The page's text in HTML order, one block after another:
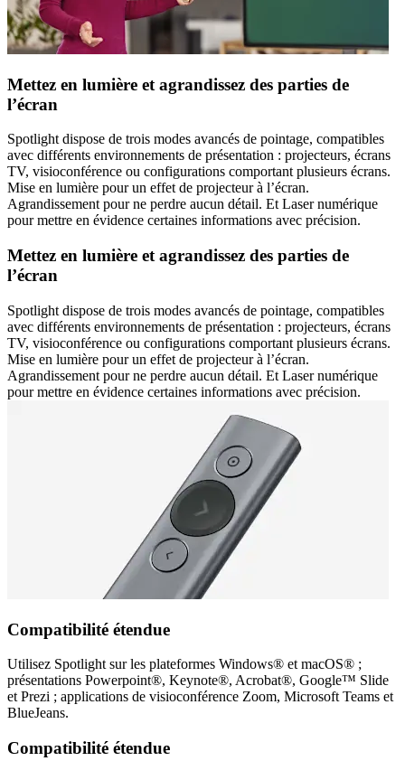
Mettez en lumière et agrandissez des parties de
l’écran
Spotlight dispose de trois modes avancés de pointage, compatibles
avec différents environnements de présentation : projecteurs, écrans
TV, visioconférence ou configurations comportant plusieurs écrans.
Mise en lumière pour un effet de projecteur à l’écran.
Agrandissement pour ne perdre aucun détail. Et Laser numérique
pour mettre en évidence certaines informations avec précision.
Mettez en lumière et agrandissez des parties de
l’écran
Spotlight dispose de trois modes avancés de pointage, compatibles
avec différents environnements de présentation : projecteurs, écrans
TV, visioconférence ou configurations comportant plusieurs écrans.
Mise en lumière pour un effet de projecteur à l’écran.
Agrandissement pour ne perdre aucun détail. Et Laser numérique
pour mettre en évidence certaines informations avec précision.
Compatibilité étendue
Utilisez Spotlight sur les plateformes Windows® et macOS® ;
présentations Powerpoint®, Keynote®, Acrobat®, Google™ Slide
et Prezi ; applications de visioconférence Zoom, Microsoft Teams et
BlueJeans.
Compatibilité étendue